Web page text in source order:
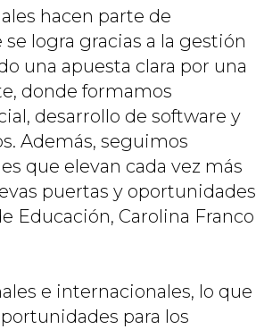
hacen parte de
logra gracias a la gestión
una apuesta clara por una
donde formamos
desarrollo de software y
Además, seguimos
que elevan cada vez más
puertas y oportunidades
Educación, Carolina Franco
e internacionales, lo que
para los